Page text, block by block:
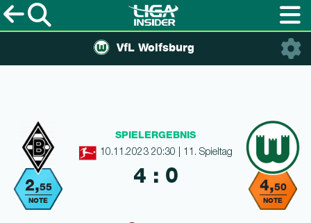
VfL Wolfsburg
2,55
NOTE
4,50
NOTE
SPIELERGEBNIS
10.11.2023 20:30 | 11. Spieltag
4 : 0